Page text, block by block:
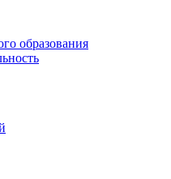
образования